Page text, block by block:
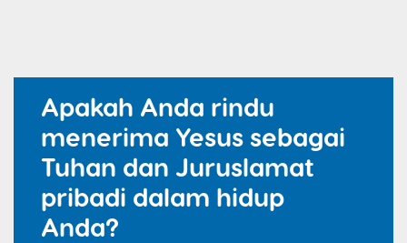
Apakah Anda rindu
menerima Yesus sebagai
Tuhan dan Juruslamat
pribadi dalam hidup
Anda?